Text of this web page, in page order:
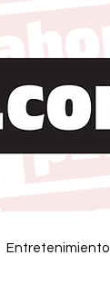
Entretenimiento